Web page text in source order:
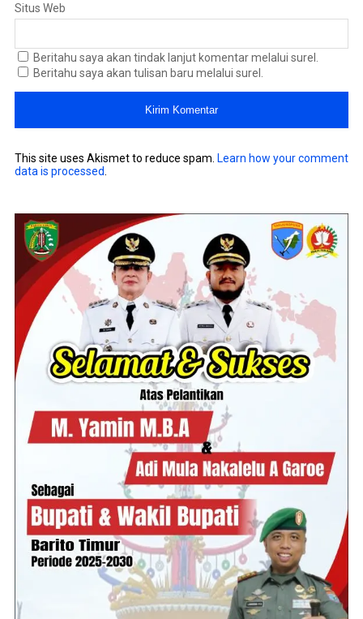
Situs Web
Beritahu saya akan tindak lanjut komentar melalui surel.
Beritahu saya akan tulisan baru melalui surel.
This site uses Akismet to reduce spam. Learn how your comment
data is processed